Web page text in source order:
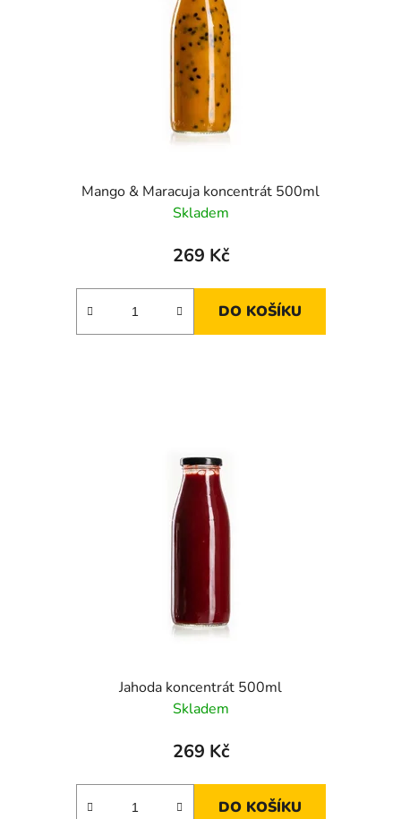
Mango & Maracuja koncentrát 500ml
Skladem
269 Kč
DO KOŠÍKU
Jahoda koncentrát 500ml
Skladem
269 Kč
DO KOŠÍKU